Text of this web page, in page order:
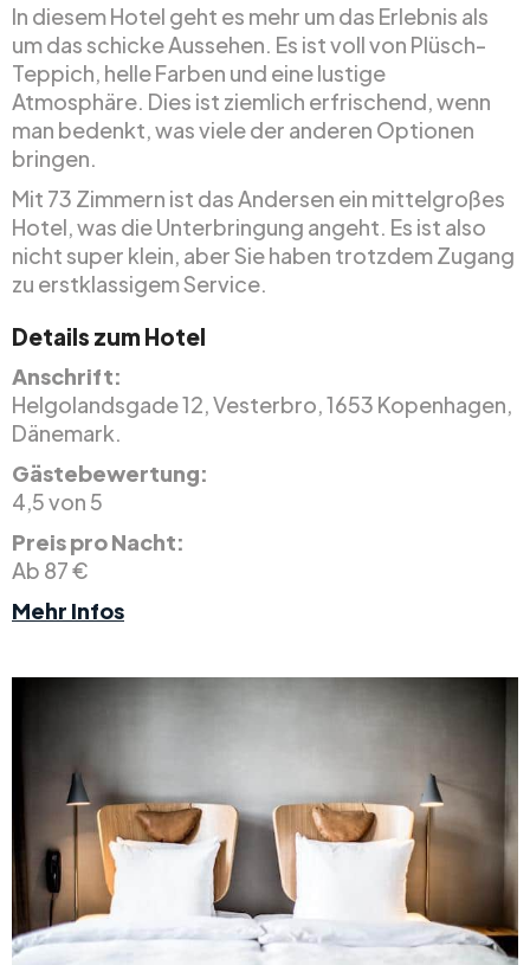
In diesem Hotel geht es mehr um das Erlebnis als
um das schicke Aussehen. Es ist voll von Plüsch-
Teppich, helle Farben und eine lustige
Atmosphäre. Dies ist ziemlich erfrischend, wenn
man bedenkt, was viele der anderen Optionen
bringen.
Mit 73 Zimmern ist das Andersen ein mittelgroßes
Hotel, was die Unterbringung angeht. Es ist also
nicht super klein, aber Sie haben trotzdem Zugang
zu erstklassigem Service.
Details zum Hotel
Anschrift:
Helgolandsgade 12, Vesterbro, 1653 Kopenhagen,
Dänemark.
Gästebewertung:
4,5 von 5
Preis pro Nacht:
Ab 87 €
Mehr Infos